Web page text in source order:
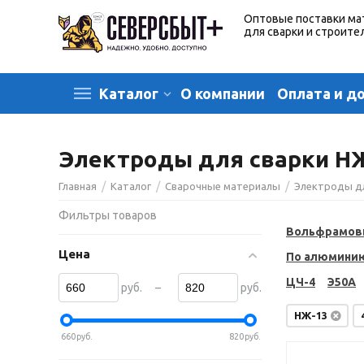
Оптовые поставки
для сварки и
Каталог О компании Оплата и
Электроды для сварки
Главная / Каталог / Сварочные материалы / Электроды
По
ЦЧ-4
Э50А
НЖ-13
Фильтры товаров
Цена
руб. – руб.
660руб. 820руб.